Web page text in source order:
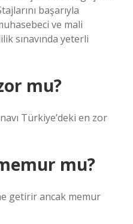
başarıyla
ve mali
sınavında yeterli
mu?
Türkiye’deki en zor
mu?
getirir ancak memur